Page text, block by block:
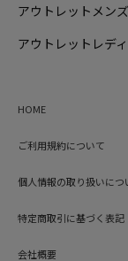
アウトレットメンズ
アウトレットレデ
HOME
ご利用規約について
個人情報の取り扱いにつ
特定商取引に基づく表記
会社概要